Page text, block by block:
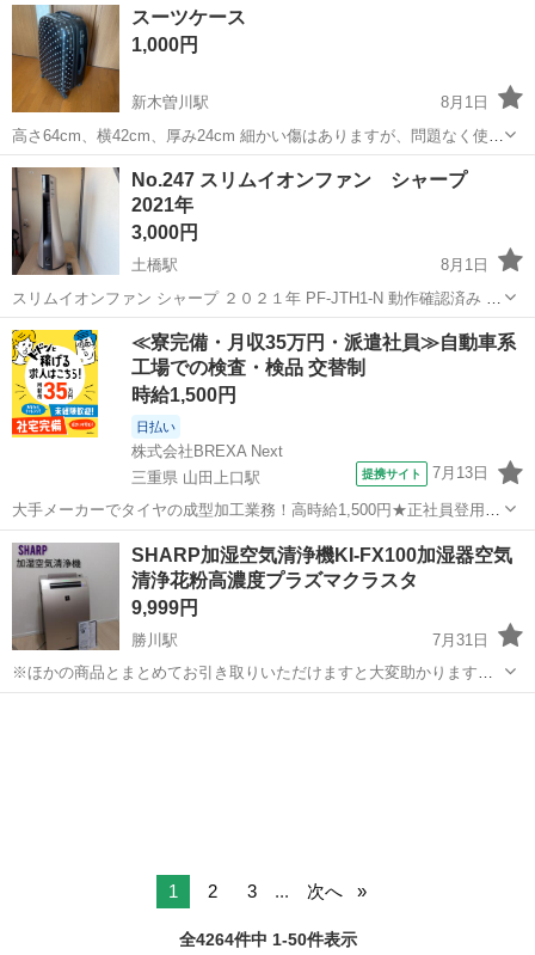
愛知 刈谷市
スーツケース
1,000円
新木曽川駅
8月1日
高さ64cm、横42cm、厚み24cm 細かい傷はありますが、問題なく使用
できます。 旅行に使用したことはありません。一人暮らし先⇔実家の
荷物(主に服)入れ替えのために使っていました。 鍵の数字がわかりま
せん。 2年使用し...
愛知 一宮市 新木曽川駅 季節、空調家電
No.247 スリムイオンファン シャープ
2021年
3,000円
土橋駅
8月1日
スリムイオンファン シャープ ２０２１年 PF-JTH1-N 動作確認済み 取
り扱い説明書なし 箱あり クリーニングしてません きれいです 高さ73
愛知 豊田市 土橋駅 季節、空調家電 シャープ
≪寮完備・月収35万円・派遣社員≫自動車系
工場での検査・検品 交替制
時給1,500円
日払い
株式会社BREXA Next
三重県 山田上口駅
提携サイト 7月13日
大手メーカーでタイヤの成型加工業務！高時給1,500円★正社員登用制
度あり！ワンルーム寮完備！マイカー通勤OK！無料駐車場あり！《三
重県伊勢市》 人気の工場のお仕事 ◇タイヤの製造◇ トラック・バ
ス・RV車用を中心とした...
三重 伊勢市 山田上口駅 その他
SHARP加湿空気清浄機KI-FX100加湿器空気
清浄花粉高濃度プラズマクラスタ
9,999円
勝川駅
7月31日
※ほかの商品とまとめてお引き取りいただけますと大変助かります。
商品は写真の本体のみになります。 ☑️size 横幅cm 奥行きcm 高さ
1 2 3 ... 次へ
全4264件中 1-50件表示